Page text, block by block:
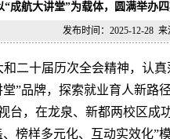
“成航大讲堂”为载体，圆满举办
发布时间：2025-12-28
二十届历次全会精神，认
”品牌，探索就业育人新路
台，在龙泉、新都两校区成
榜样多元化、互动实效化”